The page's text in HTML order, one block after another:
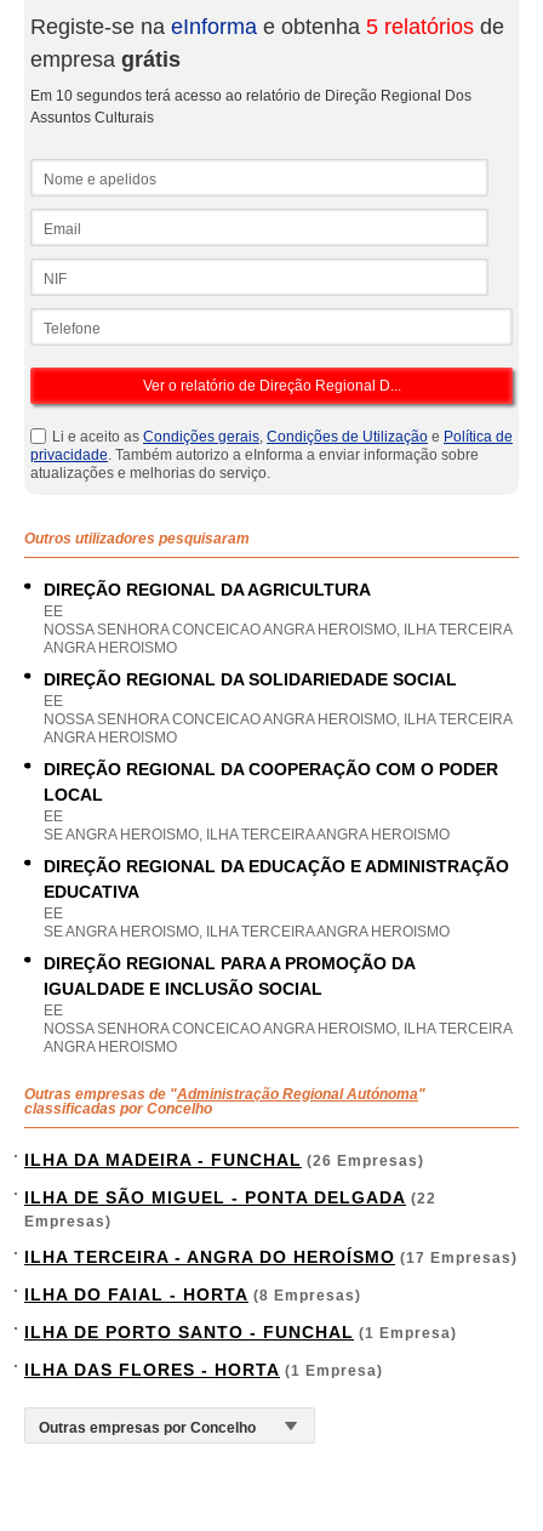
Registe-se na eInforma e obtenha 5 relatórios de
empresa grátis
Em 10 segundos terá acesso ao relatório de Direção Regional Dos
Assuntos Culturais
Li e aceito as Condições gerais, Condições de Utilização e Política de
privacidade. Também autorizo a eInforma a enviar informação sobre
atualizações e melhorias do serviço.
Outros utilizadores pesquisaram
DIREÇÃO REGIONAL DA AGRICULTURA
EE
NOSSA SENHORA CONCEICAO ANGRA HEROISMO, ILHA TERCEIRA
ANGRA HEROISMO
DIREÇÃO REGIONAL DA SOLIDARIEDADE SOCIAL
EE
NOSSA SENHORA CONCEICAO ANGRA HEROISMO, ILHA TERCEIRA
ANGRA HEROISMO
DIREÇÃO REGIONAL DA COOPERAÇÃO COM O PODER
LOCAL
EE
SE ANGRA HEROISMO, ILHA TERCEIRA ANGRA HEROISMO
DIREÇÃO REGIONAL DA EDUCAÇÃO E ADMINISTRAÇÃO
EDUCATIVA
EE
SE ANGRA HEROISMO, ILHA TERCEIRA ANGRA HEROISMO
DIREÇÃO REGIONAL PARA A PROMOÇÃO DA
IGUALDADE E INCLUSÃO SOCIAL
EE
NOSSA SENHORA CONCEICAO ANGRA HEROISMO, ILHA TERCEIRA
ANGRA HEROISMO
Outras empresas de "Administração Regional Autónoma"
classificadas por Concelho
ILHA DA MADEIRA - FUNCHAL (26 Empresas)
ILHA DE SÃO MIGUEL - PONTA DELGADA (22
Empresas)
ILHA TERCEIRA - ANGRA DO HEROÍSMO (17 Empresas)
ILHA DO FAIAL - HORTA (8 Empresas)
ILHA DE PORTO SANTO - FUNCHAL (1 Empresa)
ILHA DAS FLORES - HORTA (1 Empresa)